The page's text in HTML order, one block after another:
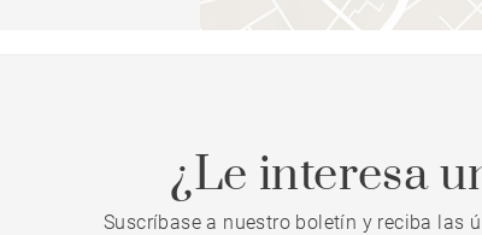
¿Le interesa
Suscríbase a nuestro boletín y reciba las